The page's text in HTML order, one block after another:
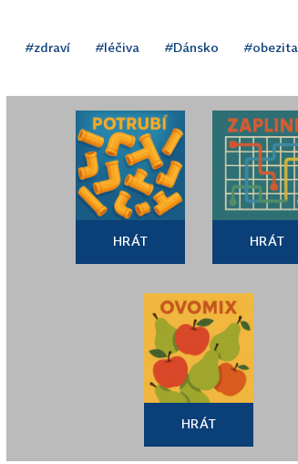
#zdraví #léčiva #Dánsko #obezita
HRÁT HRÁT
HRÁT